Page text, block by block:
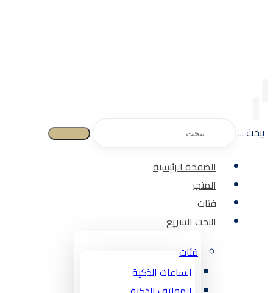
يبحث ...
الصفحة الرئيسية
المتجر
فئات
البحث السريع
فئات
الساعات الذكية